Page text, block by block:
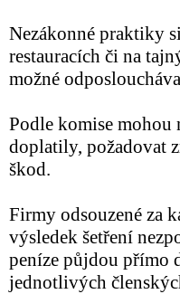
Nezákonné praktiky
restauracích či na
možné
Podle komise
doplatily, požadovat
škod.
Firmy odsouzené za
výsledek šetření
peníze půjdou přímo
jednotlivých